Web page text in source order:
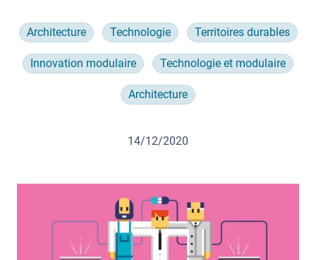
Architecture Technologie Territoires durables
Innovation modulaire Technologie et modulaire
Architecture
14/12/2020